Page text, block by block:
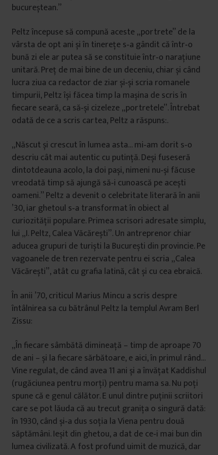
bucureștean.”
Peltz începuse să compună aceste „portrete” de la
vârsta de opt ani și în tinereţe s‑a gândit că într‑o
bună zi ele ar putea să se constituie într‑o naraţiune
unitară. Preţ de mai bine de un deceniu, chiar și când
lucra ziua ca redactor de ziar și‑și scria romanele
timpurii, Peltz își făcea timp la mașina de scris în
fiecare seară, ca să‑și cizeleze „portretele”. Întrebat
odată de ce a scris cartea, Peltz a răspuns:.
„Născut și crescut în lumea asta… mi‑am dorit s‑o
descriu cât mai autentic cu putinţă. Deși fuseseră
dintotdeauna acolo, la doi pași, nimeni nu‑și făcuse
vreodată timp să ajungă să‑i cunoască pe acești
oameni.” Peltz a devenit o celebritate literară în anii
’30, iar ghetoul s‑a transformat în obiect al
curiozităţii populare. Primea scrisori adresate simplu,
lui „I. Peltz, Calea Văcărești”. Un antreprenor chiar
aducea grupuri de turiști la București din provincie. Pe
vagoanele de tren rezervate pentru ei scria „Calea
Văcărești”, atât cu grafia latină, cât și cu cea ebraică.
În anii ’70, criticul Marius Mincu a scris despre
întâlnirea sa cu bătrânul Peltz la templul Avram Berl
Zissu:
„În fiecare sâmbătă dimineaţă – timp de aproape 70
de ani – și la fiecare sărbătoare, e aici, în primul rând…
Vine regulat, de când avea 11 ani și a învăţat Kaddishul
(rugăciunea pentru morţi) pentru mama sa. Nu poţi
spune că e genul călător. E unul dintre puţinii scriitori
care se pot lăuda că au trecut graniţa o singură dată:
în 1930, când și‑a dus soţia la Viena pentru două
săptămâni. Ieșit din ghetou, a dat de ce‑i mai bun din
lumea civilizată. A fost profund uimit de muzică, dar